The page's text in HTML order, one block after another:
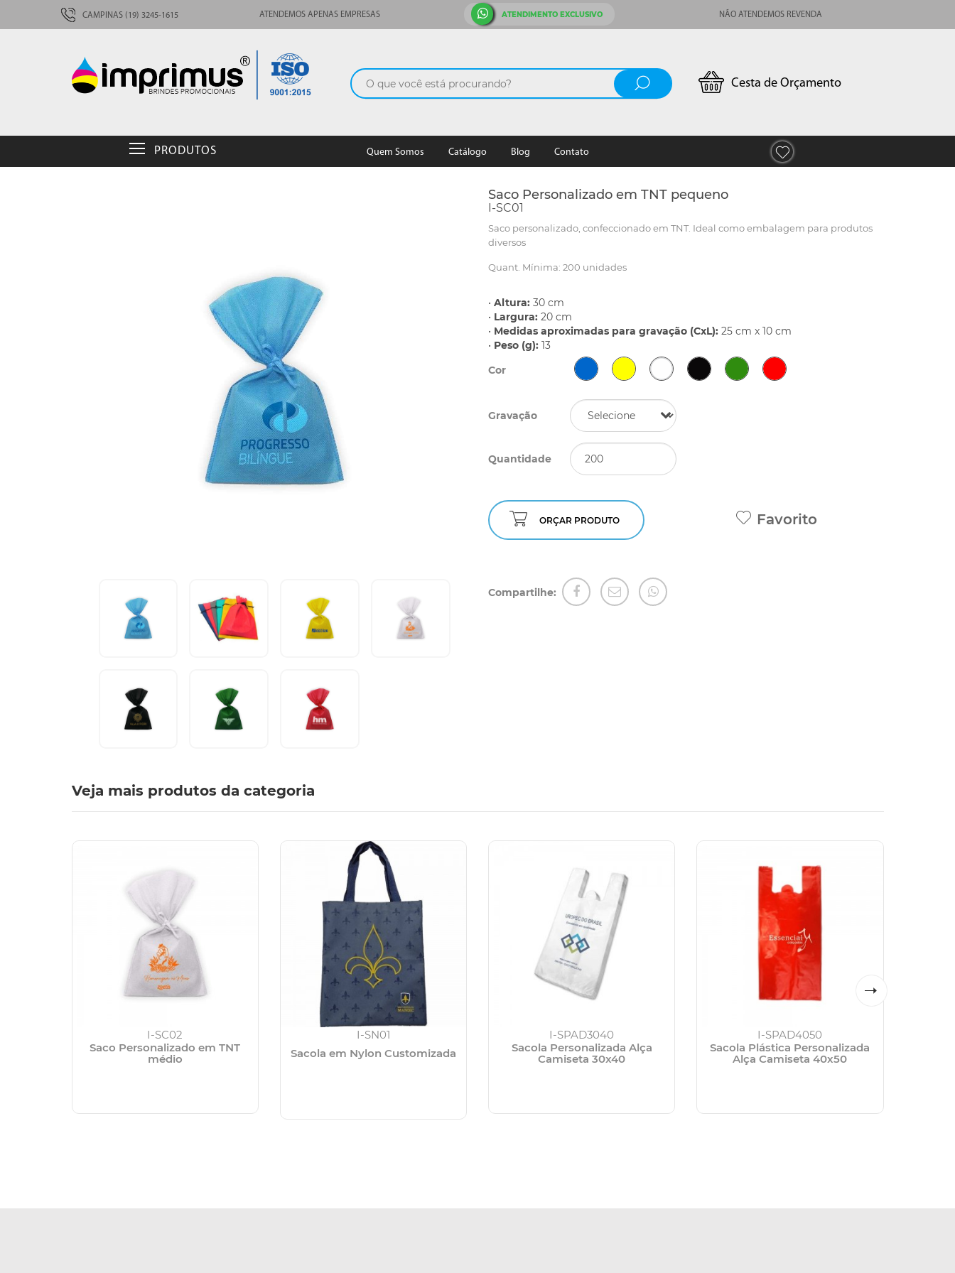
CAMPINAS (19) 3245-1615 ATENDEMOS APENAS EMPRESAS ATENDIMENTO EXCLUSIVO NÃO ATENDEMOS REVENDA
Cesta de Orçamento
PRODUTOS Quem Somos Catálogo Blog Contato
Saco Personalizado em TNT pequeno
I-SC01
Saco personalizado, confeccionado em TNT. Ideal como embalagem para produtos
diversos
Quant. Mínima: 200 unidades
• Altura: 30 cm
• Largura: 20 cm
• Medidas aproximadas para gravação (CxL): 25 cm x 10 cm
• Peso (g): 13
Cor
Gravação
Quantidade
ORÇAR PRODUTO Favorito
Compartilhe:
Veja mais produtos da categoria
I-SC02
Saco Personalizado em TNT
médio
I-SN01
Sacola em Nylon Customizada
I-SPAD3040
Sacola Personalizada Alça
Camiseta 30x40
I-SPAD4050
Sacola Plástica Personalizada
Alça Camiseta 40x50